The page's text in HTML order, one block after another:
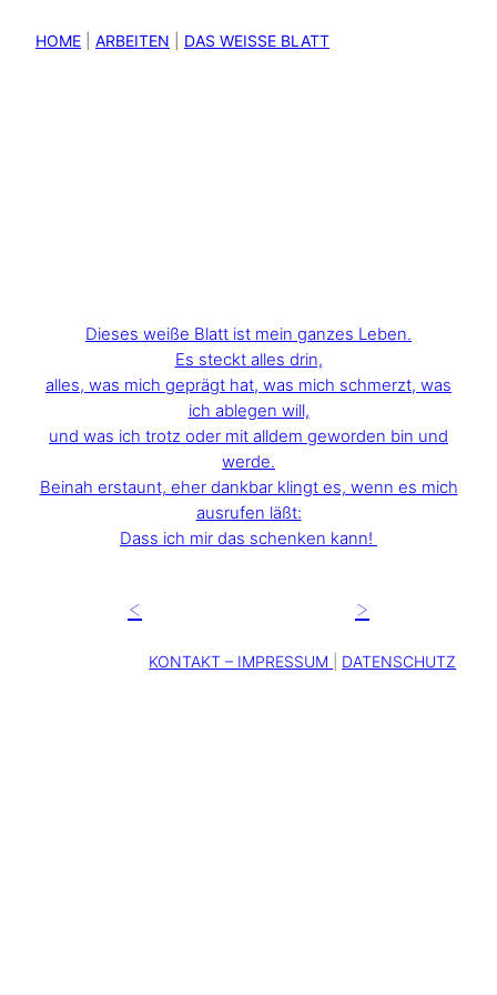
HOME ARBEITEN DAS WEISSE BLATT
Dieses weiße Blatt ist mein ganzes Leben.
Es steckt alles drin,
alles, was mich geprägt hat, was mich schmerzt, was
ich ablegen will,
und was ich trotz oder mit alldem geworden bin und
werde.
Beinah erstaunt, eher dankbar klingt es, wenn es mich
ausrufen läßt:
Dass ich mir das schenken kann!
< >
KONTAKT – IMPRESSUM DATENSCHUTZ